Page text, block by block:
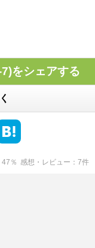
をシェアする
47 ％ 感想・レビュー 7件